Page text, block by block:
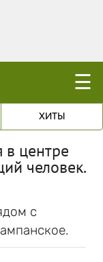
☰
ХИТЫ
центре
человек.
с